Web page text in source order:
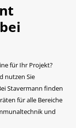
für Ihr Projekt?
nutzen Sie
Stavermann finden
für alle Bereiche
und